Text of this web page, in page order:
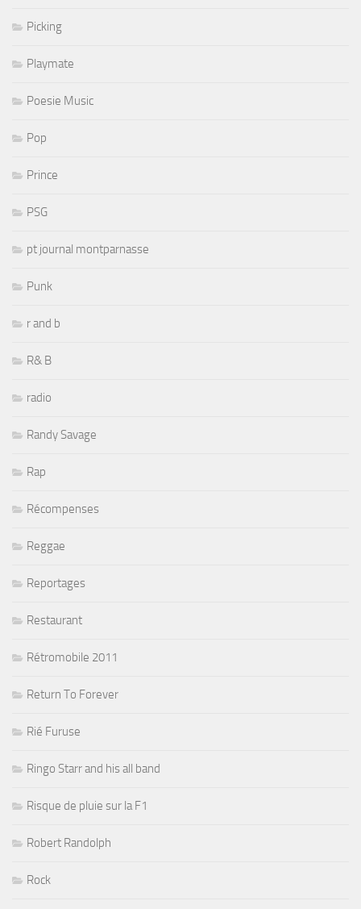
Picking
Playmate
Poesie Music
Pop
Prince
PSG
pt journal montparnasse
Punk
r and b
R& B
radio
Randy Savage
Rap
Récompenses
Reggae
Reportages
Restaurant
Rétromobile 2011
Return To Forever
Rié Furuse
Ringo Starr and his all band
Risque de pluie sur la F1
Robert Randolph
Rock